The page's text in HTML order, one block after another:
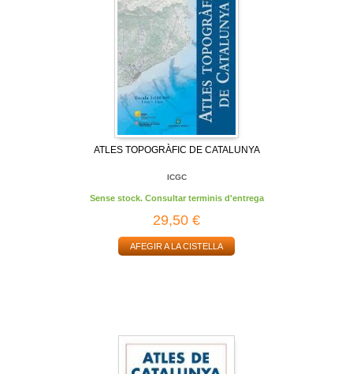
ATLES TOPOGRÀFIC DE CATALUNYA
ICGC
Sense stock. Consultar terminis d'entrega
29,50 €
AFEGIR A LA CISTELLA